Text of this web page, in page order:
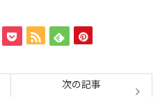
次の記事